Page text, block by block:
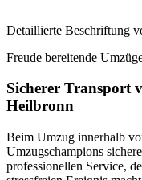
Detaillierte Beschriftung
Freude bereitende
Sicherer Transport
Heilbronn
Beim Umzug innerhalb
Umzugschampions
professionellen Service,